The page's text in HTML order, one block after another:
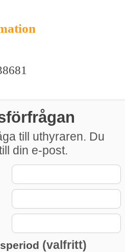
till uthyraren. Du
din e-post.
(valfritt)